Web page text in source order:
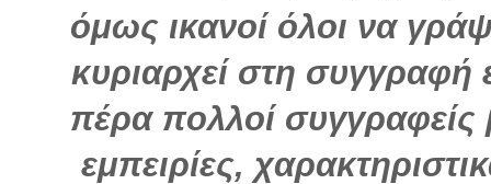
όμως ικανοί όλοι να
κυριαρχεί στη συγγραφή
πέρα πολλοί συγγραφείς
εμπειρίες,